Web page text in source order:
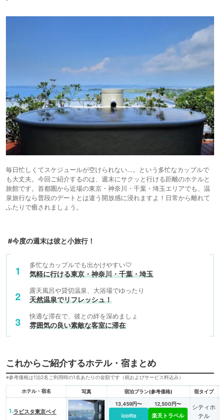
毎日忙しくてスケジュールが空けられない…。という多忙なカップルで
も大丈夫。今回ご紹介するのは、週末にサクッと行ける距離のホテルと
旅館です。首都圏から近場の東京・神奈川・千葉・埼玉エリアでも、温
泉旅行なら普段のデートとは違う開放感に浸れますよ！日常から離れて
ふたりで癒されましょう。
#今度の週末は彼と小旅行！
多忙なカップルでも出かけやすい♡
気軽に行ける東京・神奈川・千葉・埼玉
露天風呂や貸切温泉、大浴場でゆったり
天然温泉でリフレッシュ！
快適な滞在で、彼との絆を深めましょ
雰囲気の良い素敵な客室に滞在
これからご紹介するホテル・宿まとめ
※参考価格は1泊2名ご利用時の1名あたりの金額です（税およびサービス料込み）
ホテル・宿名 写真 宿泊プラン(参考価格) 宿タイプ
1.ラビスタ東京ベイ
13,459円〜
icotto
12,500円〜
楽天トラベル
シティホ
テル